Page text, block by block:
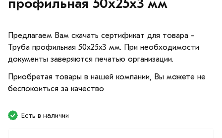
профильная 50х25х3 мм
Предлагаем Вам скачать сертификат для товара -
Труба профильная 50х25х3 мм. При необходимости
документы заверяются печатью организации.
Приобретая товары в нашей компании, Вы можете не
беспокоиться за качество
Есть в наличии